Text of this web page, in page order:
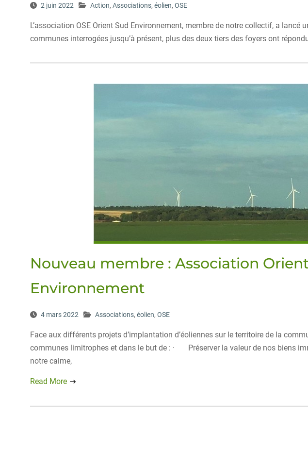
2 juin 2022 Action, Associations, éolien, OSE
L’association OSE Orient Sud Environnement, membre de notre collectif, a lancé
communes interrogées jusqu’à présent, plus des deux tiers des foyers ont
Nouveau membre : Association
Environnement
4 mars 2022 Associations, éolien, OSE
Face aux différents projets d’implantation d’éoliennes sur le territoire de la
communes limitrophes et dans le but de : · Préserver la valeur de nos biens
notre calme,
Read More